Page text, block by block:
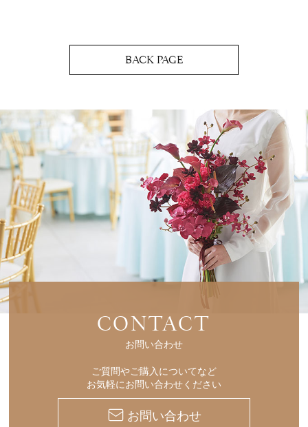
BACK PAGE
CONTACT
お問い合わせ
ご質問やご購入についてなど
お気軽にお問い合わせください
お問い合わせ